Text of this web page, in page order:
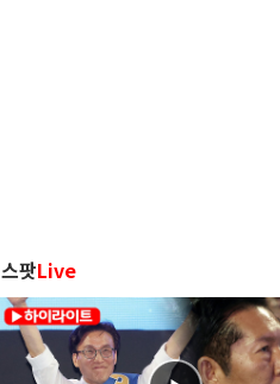
스팟Live